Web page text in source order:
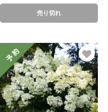
売り切れ